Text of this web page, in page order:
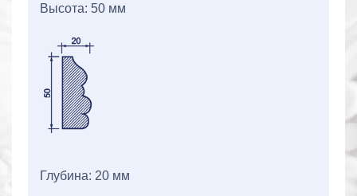
Высота: 50 мм
Глубина: 20 мм